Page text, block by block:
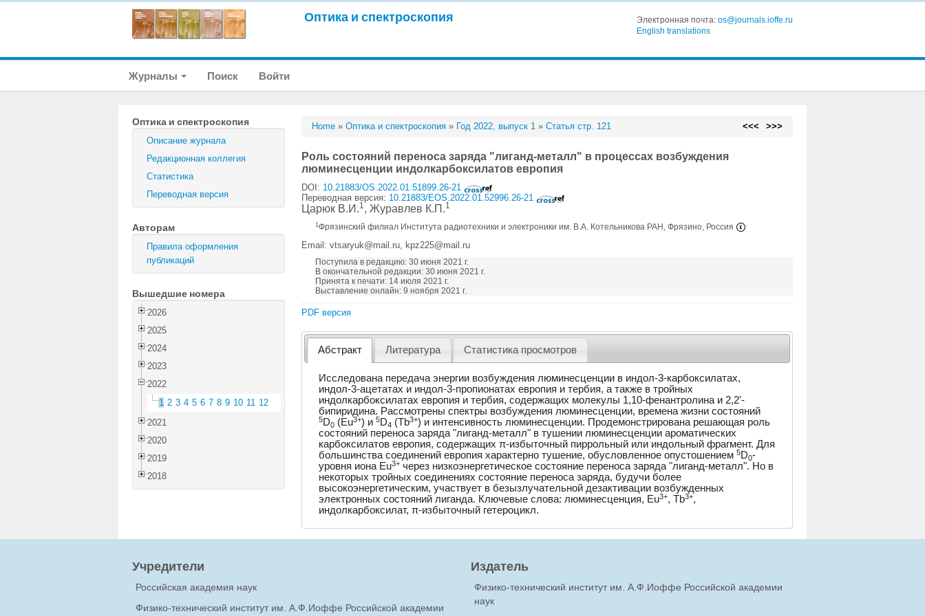
Оптика и спектроскопия Электронная почта: os@journals.ioffe.ru
English translations
Журналы Поиск Войти
Оптика и спектроскопия
Описание журнала
Редакционная коллегия
Статистика
Переводная версия
Авторам
Правила оформления
публикаций
Вышедшие номера
2026
2025
2024
2023
2022
1 2 3 4 5 6 7 8 9 10 11 12
2021
2020
2019
2018
Home »Оптика и спектроскопия » Год 2022, выпуск 1 »Статья стр. 121 <<< >>>
Роль состояний переноса заряда "лиганд-металл" в процессах возбуждения
люминесценции индолкарбоксилатов европия
DOI: 10.21883/OS.2022.01.51899.26-21
Переводная версия: 10.21883/EOS.2022.01.52996.26-21
Царюк В.И.1, Журавлев К.П.1
1Фрязинский филиал Института радиотехники и электроники им. В.А. Котельникова РАН, Фрязино, Россия
Email: vtsaryuk@mail.ru, kpz225@mail.ru
Поступила в редакцию: 30 июня 2021 г.
В окончательной редакции: 30 июня 2021 г.
Принята к печати: 14 июля 2021 г.
Выставление онлайн: 9 ноября 2021 г.
PDF версия
Абстракт Литература Статистика просмотров
Исследована передача энергии возбуждения люминесценции в индол-3-карбоксилатах,
индол-3-ацетатах и индол-3-пропионатах европия и тербия, а также в тройных
индолкарбоксилатах европия и тербия, содержащих молекулы 1,10-фенантролина и 2,2'-
бипиридина. Рассмотрены спектры возбуждения люминесценции, времена жизни состояний
5D0(Eu3+) и 5D4 (Tb3+) и интенсивность люминесценции. Продемонстрирована решающая роль
состояний переноса заряда "лиганд-металл" в тушении люминесценции ароматических
карбоксилатов европия, содержащих π-избыточный пиррольный или индольный фрагмент. Для
большинства соединений европия характерно тушение, обусловленное опустошением 5D0-
уровня иона Eu3+через низкоэнергетическое состояние переноса заряда "лиганд-металл". Но в
некоторых тройных соединениях состояние переноса заряда, будучи более
высокоэнергетическим, участвует в безызлучательной дезактивации возбужденных
электронных состояний лиганда. Ключевые слова: люминесценция, Eu3+, Tb3+,
индолкарбоксилат, π-избыточный гетероцикл.
Учредители
Российская академия наук
Физико-технический институт им. А.Ф.Иоффе Российской академии
Издатель
Физико-технический институт им. А.Ф.Иоффе Российской академии
наук